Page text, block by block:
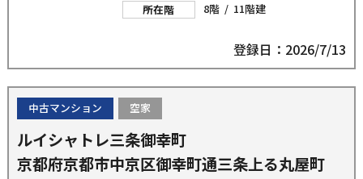
所在階
8階 / 11階建
登録日：2026/7/13
中古マンション 空家
ルイシャトレ三条御幸町
京都府京都市中京区御幸町通三条上る丸屋町